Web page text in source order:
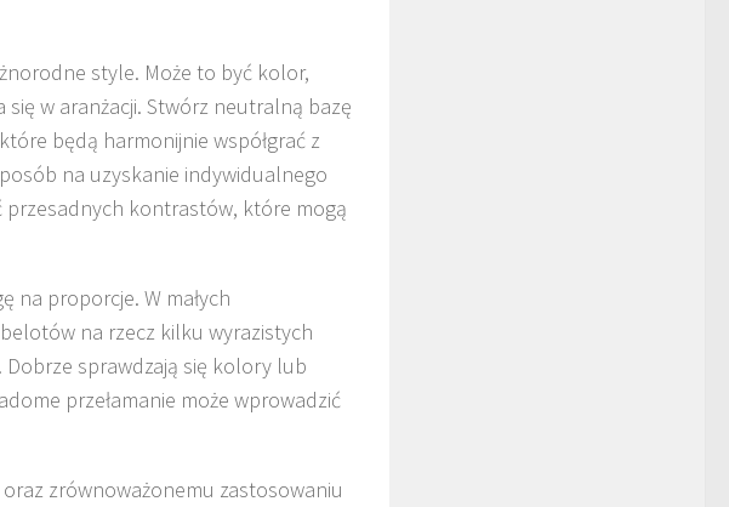
style. Może to być kolor,
w aranżacji. Stwórz neutralną bazę
będą harmonijnie współgrać z
na uzyskanie indywidualnego
kontrastów, które mogą
na proporcje. W małych
na rzecz kilku wyrazistych
sprawdzają się kolory lub
przełamanie może wprowadzić
zrównoważonemu zastosowaniu